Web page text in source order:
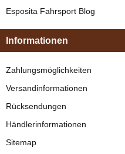
Esposita Fahrsport Blog
Informationen
Zahlungsmöglichkeiten
Versandinformationen
Rücksendungen
Händlerinformationen
Sitemap